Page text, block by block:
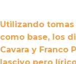
Utilizando tomas
como base, los
Cavara y Franco